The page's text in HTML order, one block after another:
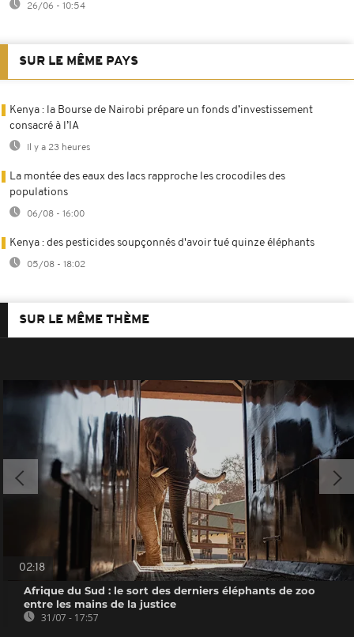
26/06 - 10:54
SUR LE MÊME PAYS
Kenya : la Bourse de Nairobi prépare un fonds d’investissement
consacré à l’IA
Il y a 23 heures
La montée des eaux des lacs rapproche les crocodiles des
populations
06/08 - 16:00
Kenya : des pesticides soupçonnés d'avoir tué quinze éléphants
05/08 - 18:02
SUR LE MÊME THÈME
02:18
Afrique du Sud : le sort des derniers éléphants de zoo
entre les mains de la justice
31/07 - 17:57